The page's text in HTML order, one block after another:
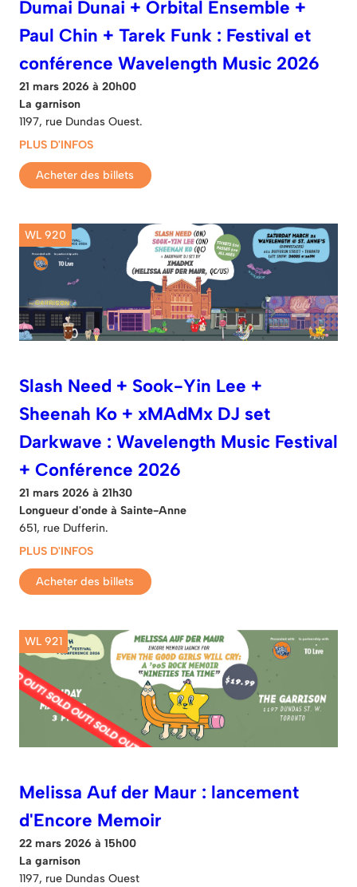
Dumai Dunai + Orbital Ensemble +
Paul Chin + Tarek Funk : Festival et
conférence Wavelength Music 2026
21 mars 2026 à 20h00
La garnison
1197, rue Dundas Ouest.
PLUS D'INFOS
Acheter des billets
WL 920
Slash Need + Sook-Yin Lee +
Sheenah Ko + xMAdMx DJ set
Darkwave : Wavelength Music Festival
+ Conférence 2026
21 mars 2026 à 21h30
Longueur d'onde à Sainte-Anne
651, rue Dufferin.
PLUS D'INFOS
Acheter des billets
WL 921
Melissa Auf der Maur : lancement
d'Encore Memoir
22 mars 2026 à 15h00
La garnison
1197, rue Dundas Ouest